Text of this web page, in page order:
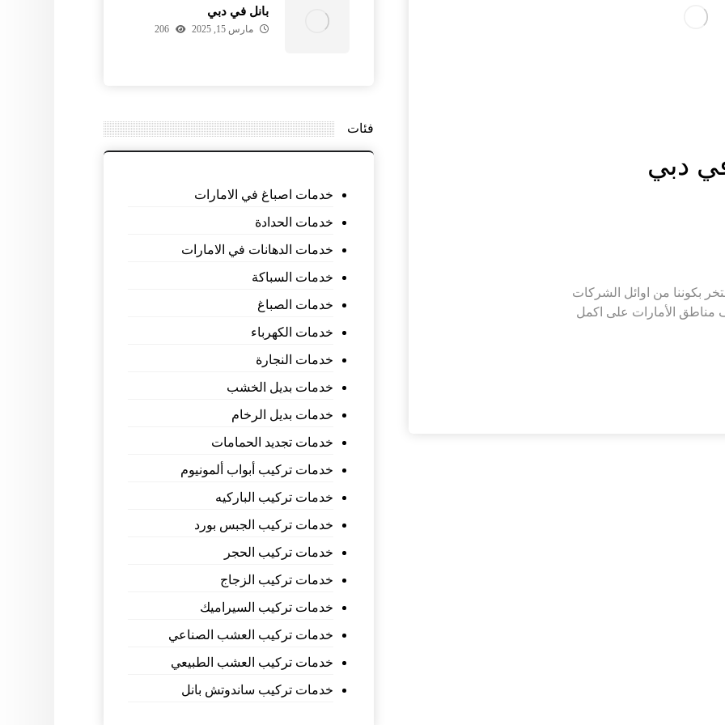
دبي
باركيه في دبي |0565930521 نفتخر بكوننا من اوائل الشركات
مناطق الأمارات على اكمل
بانل في دبي
مارس 15, 2025 206
فئات
خدمات اصباغ في الامارات
خدمات الحدادة
خدمات الدهانات في الامارات
خدمات السباكة
خدمات الصباغ
خدمات الكهرباء
خدمات النجارة
خدمات بديل الخشب
خدمات بديل الرخام
خدمات تجديد الحمامات
خدمات تركيب أبواب ألمونيوم
خدمات تركيب الباركيه
خدمات تركيب الجبس بورد
خدمات تركيب الحجر
خدمات تركيب الزجاج
خدمات تركيب السيراميك
خدمات تركيب العشب الصناعي
خدمات تركيب العشب الطبيعي
خدمات تركيب ساندوتش بانل